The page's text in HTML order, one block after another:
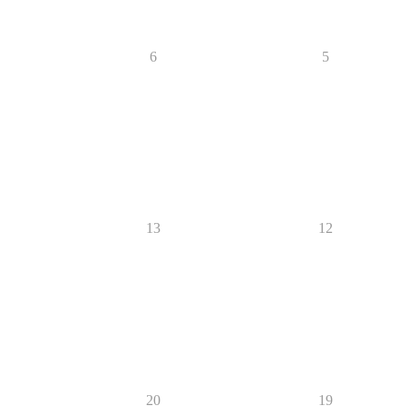
5
6
12
13
19
20